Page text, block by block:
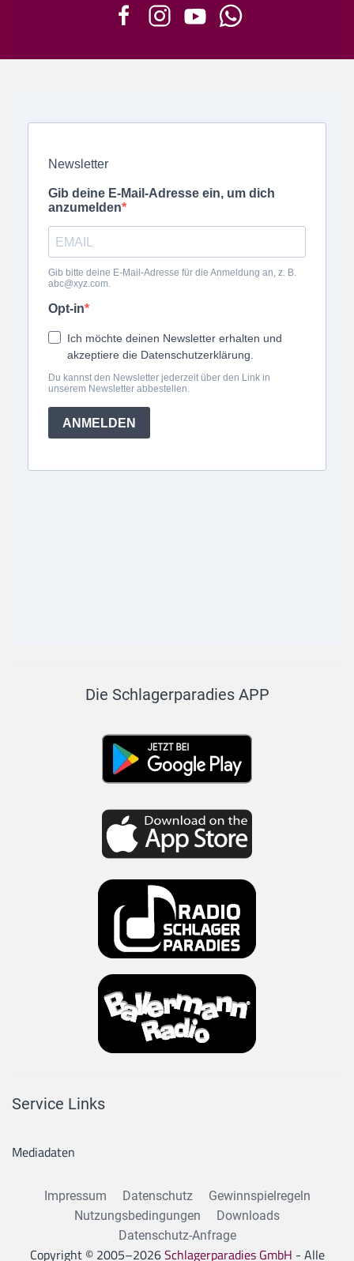
Die Schlagerparadies APP
Service Links
Mediadaten
Impressum Datenschutz
Gewinnspielregeln
Nutzungsbedingungen
Downloads
Datenschutz-Anfrage
Copyright © 2005–2026Schlagerparadies GmbH - Alle